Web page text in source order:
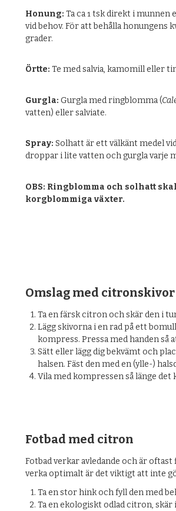
Honung: Ta ca 1 tsk direkt i munnen
vid behov. För att behålla honungens
grader.
Örtte: Te med salvia, kamomill eller
Gurgla: Gurgla med ringblomma (
vatten) eller salviate.
Spray: Solhatt är ett välkänt medel
droppar i lite vatten och gurgla varje
OBS: Ringblomma och solhatt
korgblommiga växter.
Omslag med citronskivor
Ta en färsk citron och skär den i
Lägg skivorna i en rad på ett
kompress. Pressa med handen
Sätt eller lägg dig bekvämt och
halsen. Fäst den med en (ylle-)
Vila med kompressen så länge det
Fotbad med citron
Fotbad verkar avledande och är
verka optimalt är det viktigt att inte
Ta en stor hink och fyll den med
Ta en ekologiskt odlad citron,